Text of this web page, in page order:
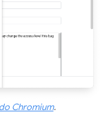
Chromium.